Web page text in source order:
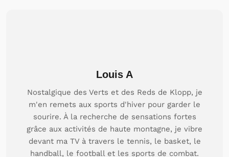
Louis A
Nostalgique des Verts et des Reds de Klopp, je
m'en remets aux sports d'hiver pour garder le
sourire. À la recherche de sensations fortes
grâce aux activités de haute montagne, je vibre
devant ma TV à travers le tennis, le basket, le
handball, le football et les sports de combat.